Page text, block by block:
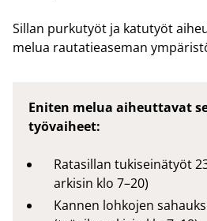
Sil­lan pur­ku­työt ja ka­tu­työt
melua rau­ta­tie­a­se­man
Eniten melua aiheuttavat
työvaiheet:
Ratasillan tukiseinätyöt
arkisin klo 7–20)
Kannen lohkojen